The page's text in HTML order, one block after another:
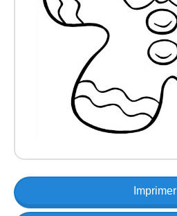
Imprimer